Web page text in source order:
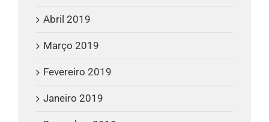
Abril 2019
Março 2019
Fevereiro 2019
Janeiro 2019